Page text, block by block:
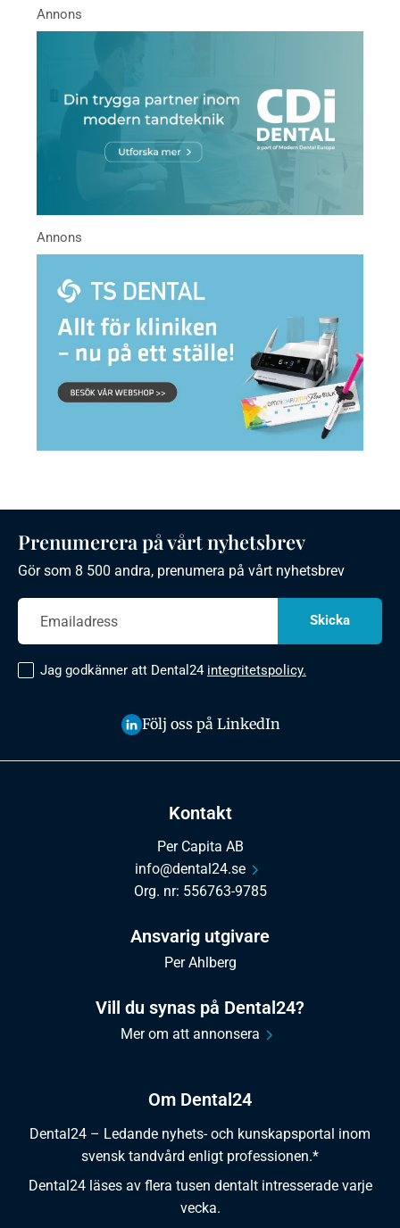
Om Dental24
Dental24 – Ledande nyhets- och kunskapsportal inom
svensk tandvård enligt professionen.*
Dental24 läses av flera tusen dentalt intresserade varje
vecka.
Kontakt
Per Capita AB
info@dental24.se
Org. nr: 556763-9785
Ansvarig utgivare
Per Ahlberg
Vill du synas på Dental24?
Mer om att annonsera
Prenumerera på vårt nyhetsbrev
Gör som 8 500 andra, prenumera på vårt nyhetsbrev
Jag godkänner att Dental24 integritetspolicy.
Följ oss på LinkedIn